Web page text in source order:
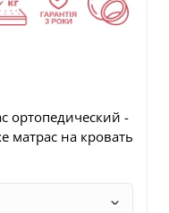
ортопедический -
матрас на кровать